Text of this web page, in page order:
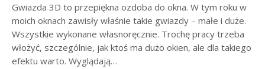
Gwiazda 3D to przepiękna ozdoba do okna. W tym roku w
moich oknach zawisły właśnie takie gwiazdy – małe i duże.
Wszystkie wykonane własnoręcznie. Trochę pracy trzeba
włożyć, szczególnie, jak ktoś ma dużo okien, ale dla takiego
efektu warto. Wyglądają…